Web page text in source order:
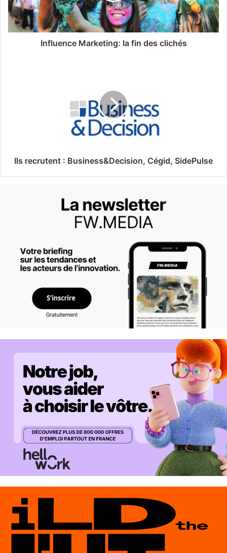
Influence Marketing: la fin des clichés
Ils recrutent : Business&Decision, Cégid, SidePulse